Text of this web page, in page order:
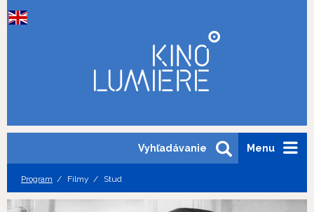
Menu
Vyhľadávanie
Program Filmy Stud